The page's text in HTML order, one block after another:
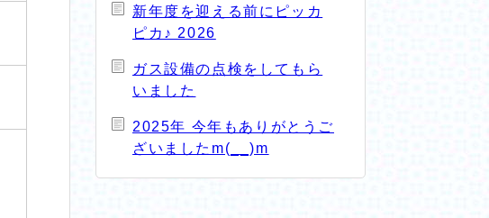
新年度を迎える前にピッカ
ピカ♪ 2026
ガス設備の点検をしてもら
いました
2025年 今年もありがとうご
ざいましたm(__)m